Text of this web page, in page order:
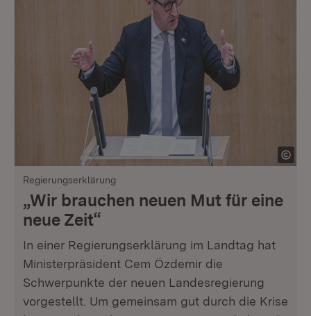
Regierungserklärung
„Wir brauchen neuen Mut für eine
neue Zeit“
In einer Regierungserklärung im Landtag hat
Ministerpräsident Cem Özdemir die
Schwerpunkte der neuen Landesregierung
vorgestellt. Um gemeinsam gut durch die Krise